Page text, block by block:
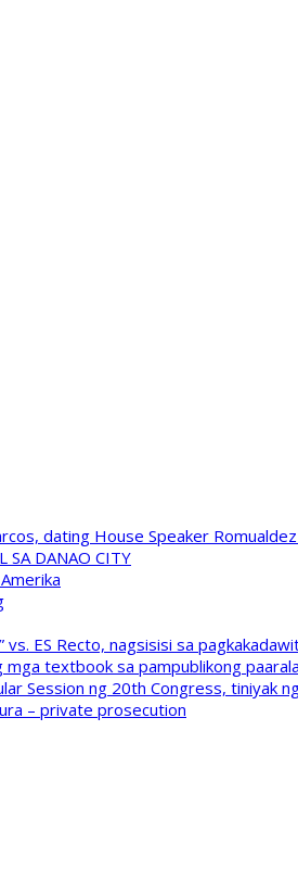
dating House Speaker
SA DANAO CITY
ES Recto, nagsisisi sa
textbook sa pampublikong
Session ng 20th Congress, tiniyak
– private prosecution